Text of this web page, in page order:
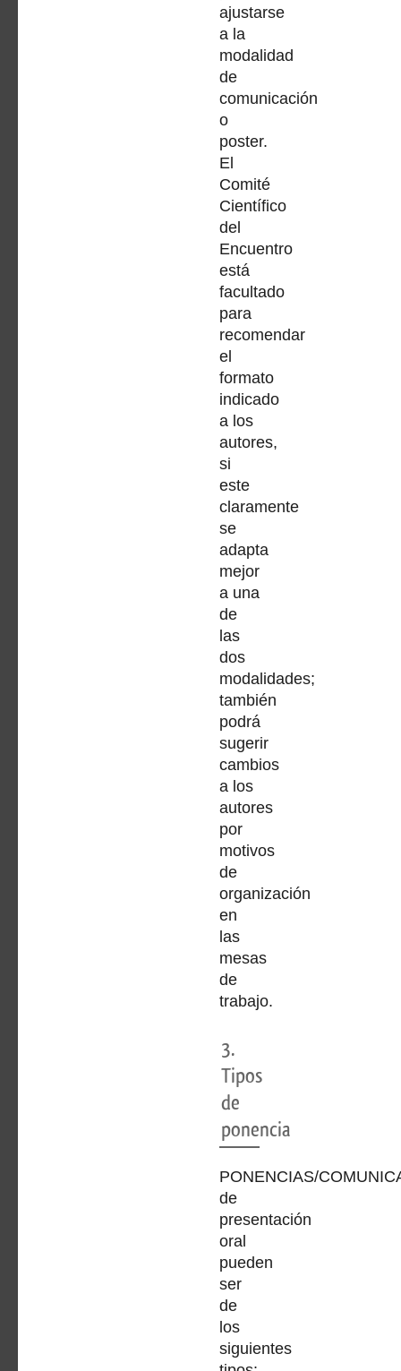
ajustarse
a la
modalidad
de
comunicación
o
poster.
El
Comité
Científico
del
Encuentro
está
facultado
para
recomendar
el
formato
indicado
a los
autores,
si
este
claramente
se
adapta
mejor
a una
de
las
dos
modalidades;
también
podrá
sugerir
cambios
a los
autores
por
motivos
de
organización
en
las
mesas
de
trabajo.
3.
Tipos
de
ponencia
PONENCIAS/
de
presentación
oral
pueden
ser
de
los
siguientes